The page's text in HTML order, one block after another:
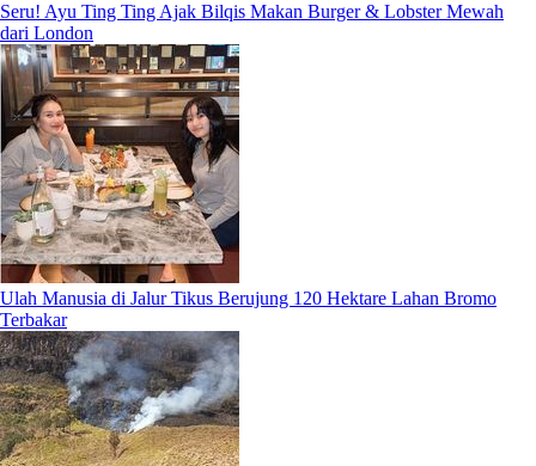
Seru! Ayu Ting Ting Ajak Bilqis Makan Burger & Lobster Mewah
dari London
Ulah Manusia di Jalur Tikus Berujung 120 Hektare Lahan Bromo
Terbakar